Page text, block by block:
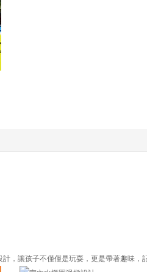
，讓孩子不僅僅是玩耍，更是帶著趣味，